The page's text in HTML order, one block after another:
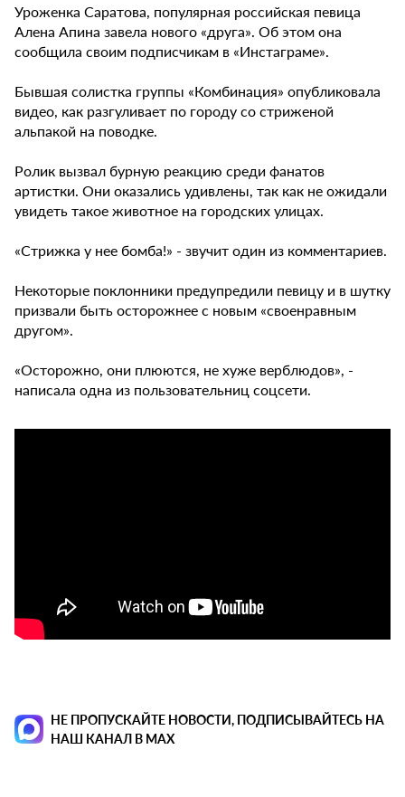
Уроженка Саратова, популярная российская певица
Алена Апина завела нового «друга». Об этом она
сообщила своим подписчикам в «Инстаграме».
Бывшая солистка группы «Комбинация» опубликовала
видео, как разгуливает по городу со стриженой
альпакой на поводке.
Ролик вызвал бурную реакцию среди фанатов
артистки. Они оказались удивлены, так как не ожидали
увидеть такое животное на городских улицах.
«Стрижка у нее бомба!» - звучит один из комментариев.
Некоторые поклонники предупредили певицу и в шутку
призвали быть осторожнее с новым «своенравным
другом».
«Осторожно, они плюются, не хуже верблюдов», -
написала одна из пользовательниц соцсети.
НЕ ПРОПУСКАЙТЕ НОВОСТИ, ПОДПИСЫВАЙТЕСЬ НА
НАШ КАНАЛ В MAX